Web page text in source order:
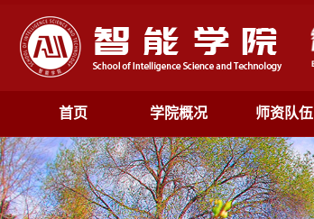
首页 学院概况 师资队伍